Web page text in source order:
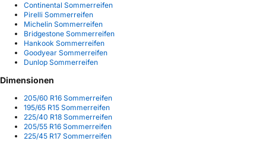
Continental Sommerreifen
Pirelli Sommerreifen
Michelin Sommerreifen
Bridgestone Sommerreifen
Hankook Sommerreifen
Goodyear Sommerreifen
Dunlop Sommerreifen
Dimensionen
205/60 R16 Sommerreifen
195/65 R15 Sommerreifen
225/40 R18 Sommerreifen
205/55 R16 Sommerreifen
225/45 R17 Sommerreifen